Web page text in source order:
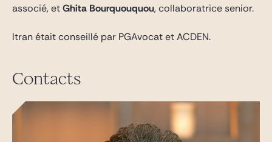
associé, etGhita Bourquouquou, collaboratrice senior.
ltran était conseillé par PGAvocat et ACDEN.
Contacts